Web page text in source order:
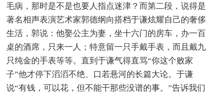
毛病，那时是不是也要人指点迷津？而第二段，说得是
著名相声表演艺术家郭德纲向搭档于谦炫耀自己的奢侈
生活，郭说：他娶公主为妻，坐十六门的房车，办一百
桌的酒席，只来一人；特意留一只手戴手表，而且戴九
只纯金的手表等等。直到于谦气得直骂“你这个败家
子”他才停下滔滔不绝、口若悬河的长篇大论。于谦
说“有钱，可以花，但不能干那些没谱的事。”告诉我们